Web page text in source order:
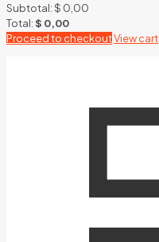
Subtotal:$ 0,00
Total:$ 0,00
Proceed to checkoutView cart